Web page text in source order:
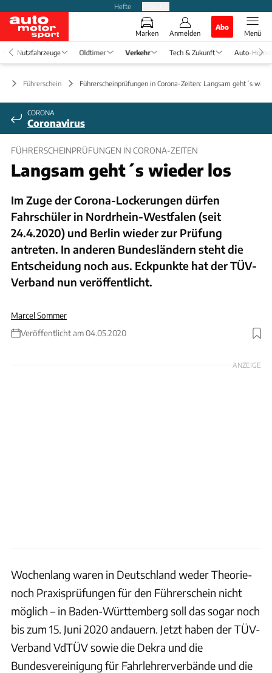
Hefte
Marken Anmelden
Abo
Menü
Nutzfahrzeuge Oldtimer Verkehr Tech & Zukunft Auto-
Führerschein Führerscheinprüfungen in Corona-Zeiten: Langsam geht´s
CORONA
Coronavirus
FÜHRERSCHEINPRÜFUNGEN IN CORONA-ZEITEN
Langsam geht´s wieder los
Im Zuge der Corona-Lockerungen dürfen
Fahrschüler in Nordrhein-Westfalen (seit
24.4.2020) und Berlin wieder zur Prüfung
antreten. In anderen Bundesländern steht die
Entscheidung noch aus. Eckpunkte hat der TÜV-
Verband nun veröffentlicht.
Marcel Sommer
Veröffentlicht am 04.05.2020
Foto: BMVI
ANZEIGE
Wochenlang waren in Deutschland weder Theorie-
noch Praxisprüfungen für den Führerschein nicht
möglich – in Baden-Württemberg soll das sogar noch
bis zum 15. Juni 2020 andauern. Jetzt haben der TÜV-
Verband VdTÜV sowie die Dekra und die
Bundesvereinigung für Fahrlehrerverbände und die